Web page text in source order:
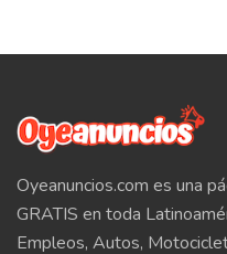
Oyeanuncios.com es una
GRATIS en toda
Empleos, Autos,